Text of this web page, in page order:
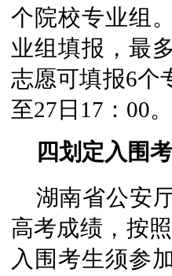
个院校专业组
业组填报，最
志愿可填报6个
至27日17：00。
四划定入围
湖南省公安
高考成绩，按
入围考生须参